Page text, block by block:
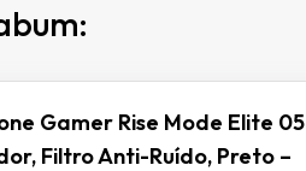
Gamer Rise Mode Elite 05
Filtro Anti-Ruído, Preto –